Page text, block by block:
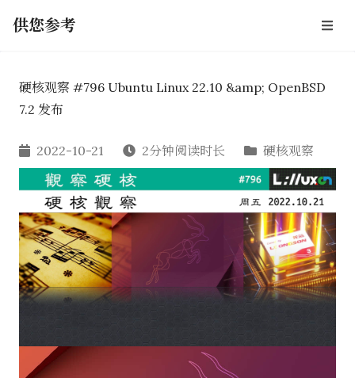
供您参考
硬核观察 #796 Ubuntu Linux 22.10 &amp; OpenBSD
7.2 发布
2022-10-21 2分钟阅读时长 硬核观察